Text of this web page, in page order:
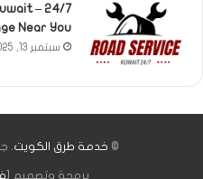
– 24/7
Near You
سبتمبر 13, 2025
© خدمة طرق الكويت.
برمجة وتصميم [